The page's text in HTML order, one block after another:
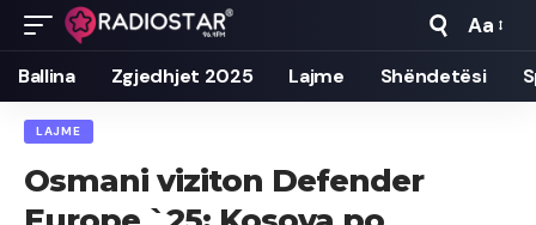
Font
Resizer
Aa
Ballina Zgjedhjet 2025 Lajme Shëndetësi
LAJME
Osmani viziton Defender